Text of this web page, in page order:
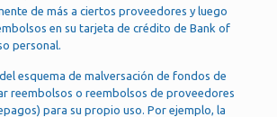
de más a ciertos proveedores y luego
en su tarjeta de crédito de Bank of
personal.
esquema de malversación de fondos de
reembolsos o reembolsos de proveedores
para su propio uso. Por ejemplo, la